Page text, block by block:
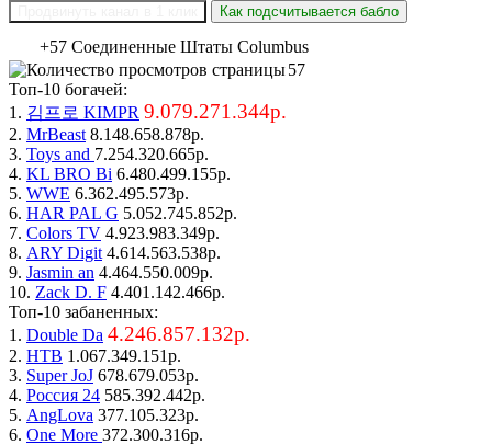
Как подсчитывается бабло
+57 Соединенные Штаты Columbus
57
Топ-10 богачей:
1. 김프로 KIMPR 9.079.271.344р.
2. MrBeast 8.148.658.878р.
3. Toys and 7.254.320.665р.
4. KL BRO Bi 6.480.499.155р.
5. WWE 6.362.495.573р.
6. HAR PAL G 5.052.745.852р.
7. Colors TV 4.923.983.349р.
8. ARY Digit 4.614.563.538р.
9. Jasmin an 4.464.550.009р.
10. Zack D. F 4.401.142.466р.
Топ-10 забаненных:
1. Double Da 4.246.857.132р.
2. НТВ 1.067.349.151р.
3. Super JoJ 678.679.053р.
4. Россия 24 585.392.442р.
5. AngLova 377.105.323р.
6. One More 372.300.316р.